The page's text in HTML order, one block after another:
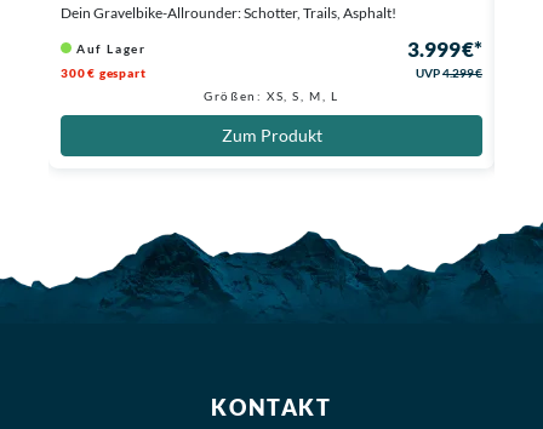
Dein Gravelbike-Allrounder: Schotter, Trails, Asphalt!
Auf Lager 3.999 €*
300 € gespart UVP4.299 €
Größen: XS, S, M, L
Zum Produkt
KONTAKT